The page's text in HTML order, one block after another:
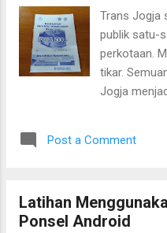
bawah ini.
positif daya
kebudayaan
luas. Pantai
dari
pantai yang
Trans Jogja
publik satu-
perkotaan.
tikar.
Jogja
singkat
semurah ini
Jogja
Post a Comment
Latihan
Ponsel Android